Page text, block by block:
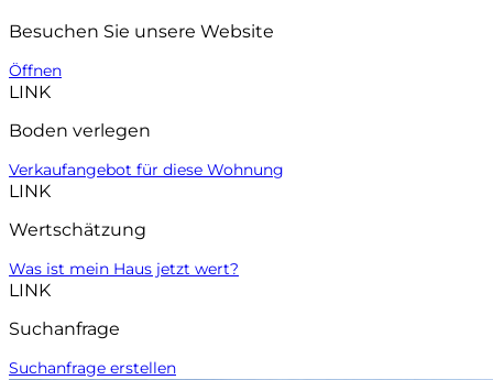
Besuchen Sie unsere Website
Öffnen
LINK
Boden verlegen
Verkaufangebot für diese Wohnung
LINK
Wertschätzung
Was ist mein Haus jetzt wert?
LINK
Suchanfrage
Suchanfrage erstellen